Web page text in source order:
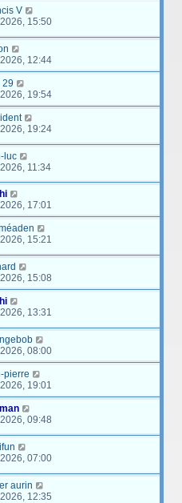
V
15:50
12:44
29
19:54
19:24
luc
11:34
17:01
15:21
15:08
13:31
08:00
pierre
19:01
09:48
07:00
aurin
12:35